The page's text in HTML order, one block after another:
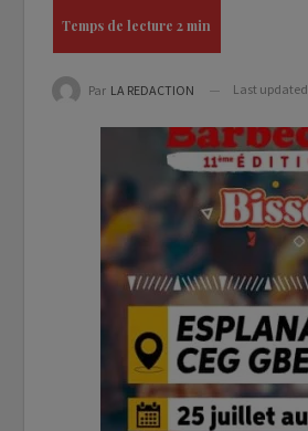
Par LA REDACTION Last updated